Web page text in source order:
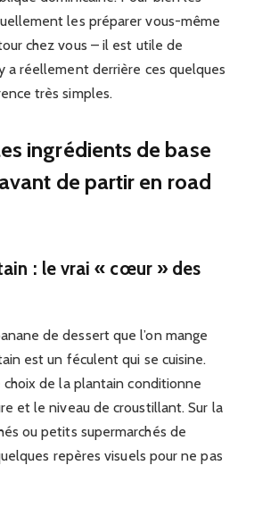
les préparer vous-même
chez vous – il est utile de
a réellement derrière ces quelques
très simples.
ingrédients de base
de partir en road
: le vrai « cœur » des
de dessert que l’on mange
est un féculent qui se cuisine.
de la plantain conditionne
et le niveau de croustillant. Sur la
ou petits supermarchés de
repères visuels pour ne pas